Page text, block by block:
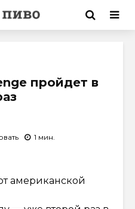
пройдет в
1 мин.
американской